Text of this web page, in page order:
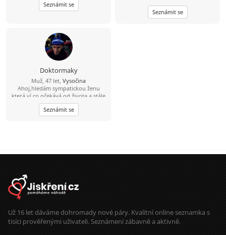
Seznámit se
Seznámit se
Doktormaky
Muž, 47 let, Vysočina
Ahoj,hledám sympatickou ženu
která ví co očekává od života a stále
ještě hledá toho prvého pro
společnou cestu.Jsem optimista a
věřím že někde jsi...
Seznámit se
Už 16 let dáváme dohromady nové páry. Kvalitní online seznamka s
tisíci prověřenými uživateli. Seznámení zábavně a aktivně.